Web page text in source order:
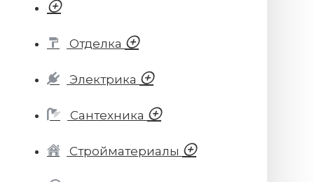
Отделка
Электрика
Сантехника
Стройматериалы